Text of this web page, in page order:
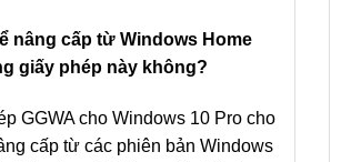
nâng cấp từ Windows Home
giấy phép này không?
GGWA cho Windows 10 Pro cho
cấp từ các phiên bản Windows